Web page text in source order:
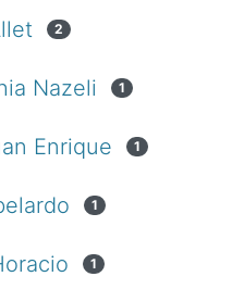
2
Nazeli 1
Enrique 1
1
1